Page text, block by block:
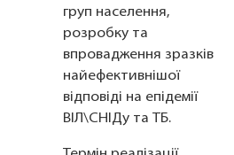
груп населення,
розробку та
впровадження зразків
найефективнішої
відповіді на епідемії
ВІЛ\СНІДу та ТБ.